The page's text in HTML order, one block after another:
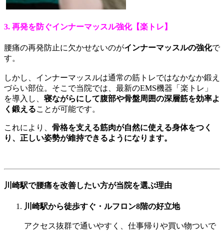
3. 再発を防ぐインナーマッスル強化【楽トレ】
腰痛の再発防止に欠かせないのがインナーマッスルの強化で
す。
しかし、インナーマッスルは通常の筋トレではなかなか鍛え
づらい部位。そこで当院では、最新のEMS機器「楽トレ」
を導入し、 寝ながらにして腹部や骨盤周囲の深層筋を効率よ
く鍛えることが可能です。
これにより、 骨格を支える筋肉が自然に使える身体をつく
り、正しい姿勢が維持できるようになります。
川崎駅で腰痛を改善したい方が当院を選ぶ理由
川崎駅から徒歩すぐ・ルフロン8階の好立地
アクセス抜群で通いやすく、仕事帰りや買い物ついで